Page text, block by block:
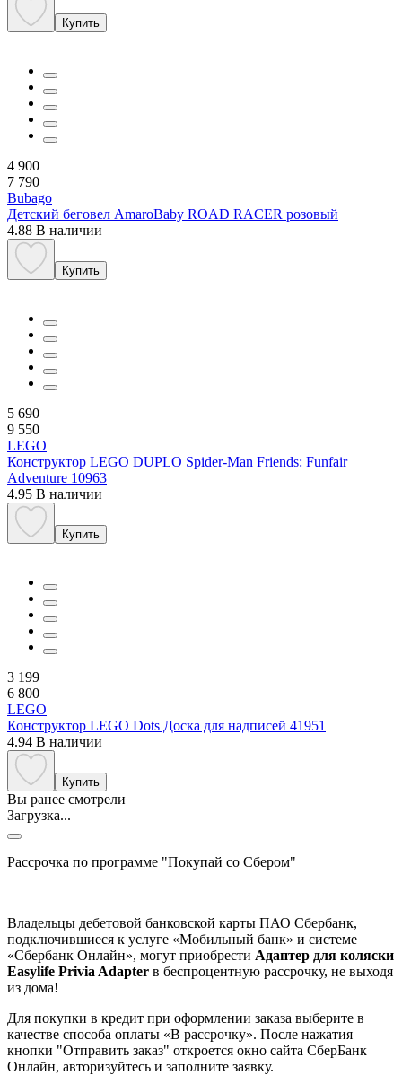
Купить
4 900
7 790
Bubago
Детский беговел AmaroBaby ROAD RACER розовый
4.88 В наличии
Купить
5 690
9 550
LEGO
Конструктор LEGO DUPLO Spider-Man Friends: Funfair
Adventure 10963
4.95 В наличии
Купить
3 199
6 800
LEGO
Конструктор LEGO Dots Доска для надписей 41951
4.94 В наличии
Купить
Вы ранее смотрели
Загрузка...
Рассрочка по программе "Покупай со Сбером"
Владельцы дебетовой банковской карты ПАО Сбербанк,
подключившиеся к услуге «Мобильный банк» и системе
«Сбербанк Онлайн», могут приобрести Адаптер для коляски
Easylife Privia Adapter в беспроцентную рассрочку, не выходя
из дома!
Для покупки в кредит при оформлении заказа выберите в
качестве способа оплаты «В рассрочку». После нажатия
кнопки "Отправить заказ" откроется окно сайта СберБанк
Онлайн, авторизуйтесь и заполните заявку.